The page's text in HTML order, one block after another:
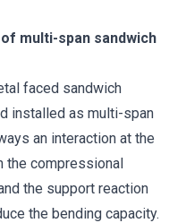
multi-span sandwich
faced sandwich
installed as multi-span
an interaction at the
the compressional
the support reaction
the bending capacity.